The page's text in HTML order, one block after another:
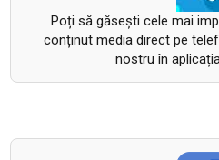
Poți să găsești cele mai
conținut media direct pe
nostru în